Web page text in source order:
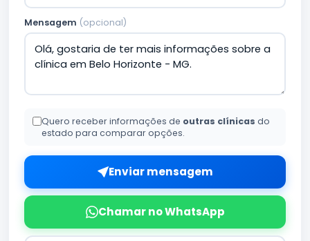
Mensagem (opcional)
Quero receber informações de outras clínicas do
estado para comparar opções.
Enviar mensagem
Chamar no WhatsApp